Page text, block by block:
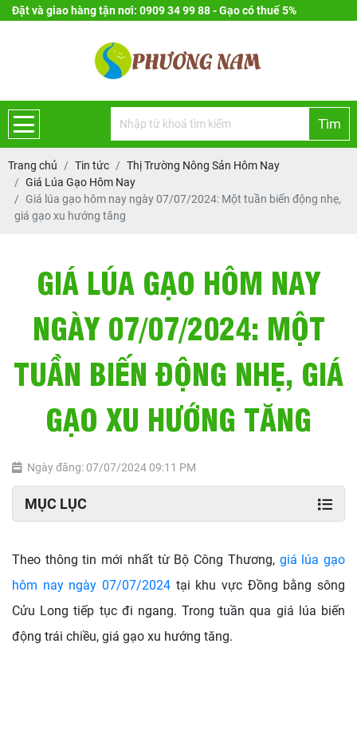
Đặt và giao hàng tận nơi: 0909 34 99 88 - Gạo có thuế 5%
Tìm
Trang chủ Tin tức
Thị Trường Nông Sản Hôm Nay
Giá Lúa Gạo Hôm Nay
Giá lúa gạo hôm nay ngày 07/07/2024: Một tuần biến động nhẹ,
giá gạo xu hướng tăng
GIÁ LÚA GẠO HÔM NAY
NGÀY 07/07/2024: MỘT
TUẦN BIẾN ĐỘNG NHẸ, GIÁ
GẠO XU HƯỚNG TĂNG
Ngày đăng: 07/07/2024 09:11 PM
MỤC LỤC
Theo thông tin mới nhất từ Bộ Công Thương, giá lúa gạo
hôm nay ngày 07/07/2024 tại khu vực Đồng bằng sông
Cửu Long tiếp tục đi ngang. Trong tuần qua giá lúa biến
động trái chiều, giá gạo xu hướng tăng.